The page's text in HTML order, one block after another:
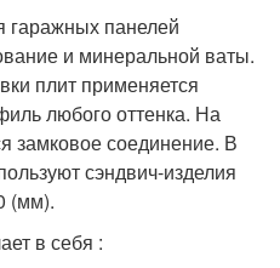
гаражных панелей
и минеральной ваты.
плит применяется
любого оттенка. На
замковое соединение. В
сэндвич-изделия
(мм).
в себя :